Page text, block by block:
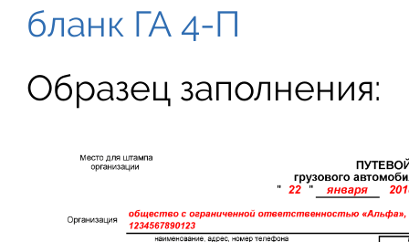
бланк ГА 4-П
Образец заполнения: